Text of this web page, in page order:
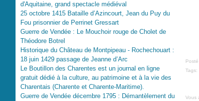
d'Aquitaine, grand spectacle médiéval
25 octobre 1415 Bataille d’Azincourt, Jean du Puy du
Fou prisonnier de Perrinet Gressart
Guerre de Vendée : Le Mouchoir rouge de Cholet de
Théodore Botrel
Historique du Château de Montpipeau - Rochechouart :
18 juin 1429 passage de Jeanne d’Arc
Le Boutillon des Charentes est un journal en ligne
gratuit dédié à la culture, au patrimoine et à la vie des
Charentais (Charente et Charente-Maritime).
Guerre de Vendée décembre 1795 : Démantèlement du
Tags:
Vous